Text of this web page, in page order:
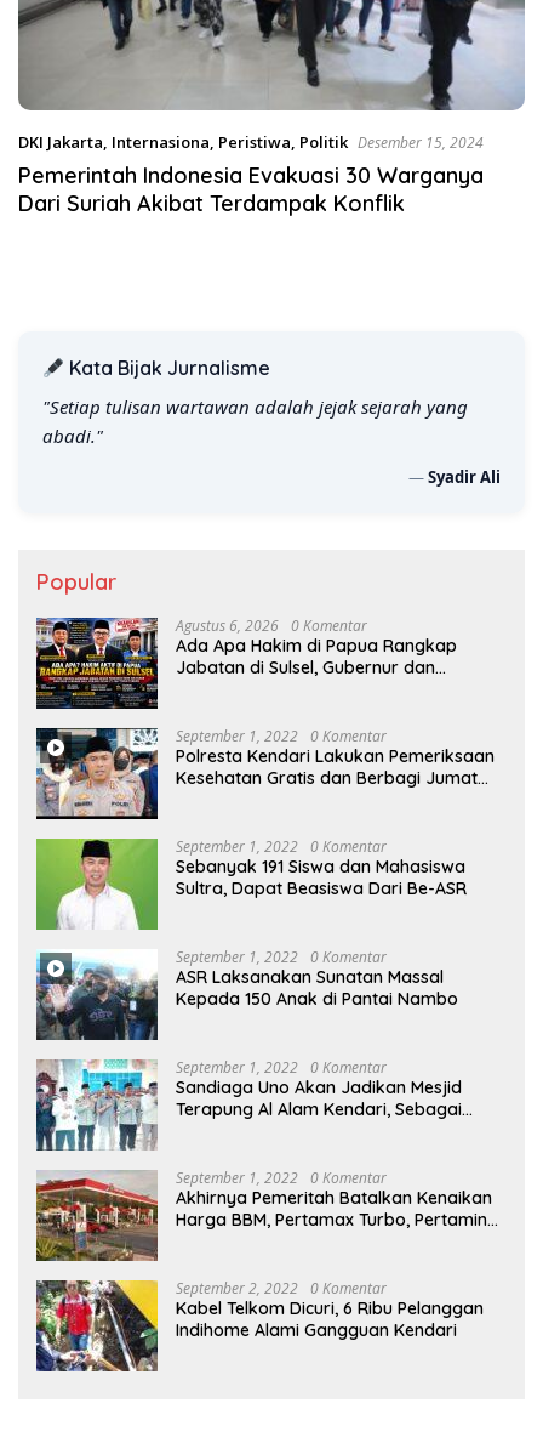
DKI Jakarta, Internasiona, Peristiwa, Politik Desember 15, 2024
Pemerintah Indonesia Evakuasi 30 Warganya
Dari Suriah Akibat Terdampak Konflik
Kata Bijak Jurnalisme
"Kebebasan pers adalah nafas terakhir bagi suara
kebenaran."
—Syadir Ali
Popular
Agustus 6, 2026 0 Komentar
Ada Apa Hakim di Papua Rangkap
Jabatan di Sulsel, Gubernur dan
September 1, 2022 0 Komentar
Polresta Kendari Lakukan Pemeriksaan
Kesehatan Gratis dan Berbagi Jumat
September 1, 2022 0 Komentar
Sebanyak 191 Siswa dan Mahasiswa
Sultra, Dapat Beasiswa Dari Be-ASR
September 1, 2022 0 Komentar
ASR Laksanakan Sunatan Massal
Kepada 150 Anak di Pantai Nambo
September 1, 2022 0 Komentar
Sandiaga Uno Akan Jadikan Mesjid
Terapung Al Alam Kendari, Sebagai
September 1, 2022 0 Komentar
Akhirnya Pemeritah Batalkan Kenaikan
Harga BBM, Pertamax Turbo, Pertamina
September 2, 2022 0 Komentar
Kabel Telkom Dicuri, 6 Ribu Pelanggan
Indihome Alami Gangguan Kendari